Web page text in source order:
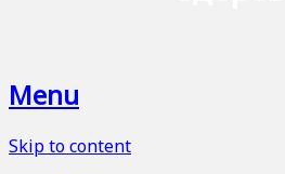
Menu
Skip to content